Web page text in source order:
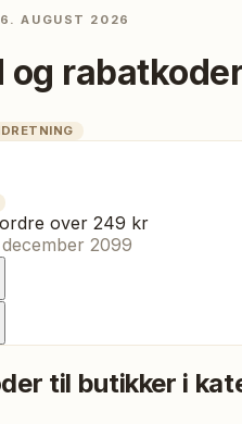
6. AUGUST 2026
og
over 249 kr
december 2099
til butikker i